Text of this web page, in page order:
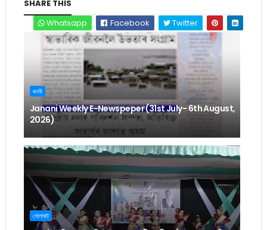
SHARE THIS
Whatsapp
Facebook Twitter
জননী
Janani Weekly E-Newspeper (31st July- 6th August,
2026)
গোলাঘাট